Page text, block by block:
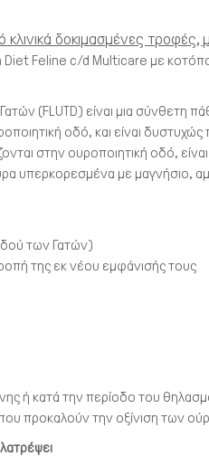
δοκιμασμένες τροφές,
Feline c/d Multicare με
(FLUTD) είναι μια
οδό, και είναι δυστυχώς
στην ουροποιητική οδό,
υπερκορεσμένα με
των Γατών)
της εκ νέου εμφάνισής τους
ή κατά την περίοδο του
προκαλούν την οξίνιση των